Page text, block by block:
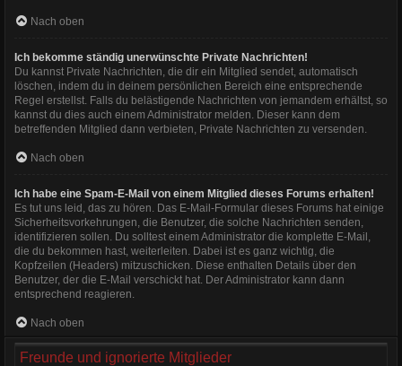
Nach oben
Ich bekomme ständig unerwünschte Private Nachrichten!
Du kannst Private Nachrichten, die dir ein Mitglied sendet, automatisch
löschen, indem du in deinem persönlichen Bereich eine entsprechende
Regel erstellst. Falls du belästigende Nachrichten von jemandem erhältst, so
kannst du dies auch einem Administrator melden. Dieser kann dem
betreffenden Mitglied dann verbieten, Private Nachrichten zu versenden.
Nach oben
Ich habe eine Spam-E-Mail von einem Mitglied dieses Forums erhalten!
Es tut uns leid, das zu hören. Das E-Mail-Formular dieses Forums hat einige
Sicherheitsvorkehrungen, die Benutzer, die solche Nachrichten senden,
identifizieren sollen. Du solltest einem Administrator die komplette E-Mail,
die du bekommen hast, weiterleiten. Dabei ist es ganz wichtig, die
Kopfzeilen (Headers) mitzuschicken. Diese enthalten Details über den
Benutzer, der die E-Mail verschickt hat. Der Administrator kann dann
entsprechend reagieren.
Nach oben
Freunde und ignorierte Mitglieder